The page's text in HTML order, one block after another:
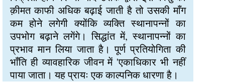
क़ीमत काफी अधिक बढ़ाई जाती है तो उसकी माँग
कम होने लगेगी क्योंकि व्यक्ति स्थानापन्नों का
उपभोग बढ़ाने लगेंगे। सिद्धांत में, स्थानापन्नों का
प्रभाव मान लिया जाता है। पूर्ण प्रतियोगिता की
भाँति ही व्यावहारिक जीवन में 'एकाधिकार भी नहीं
पाया जाता। यह प्रायः एक काल्पनिक धारणा है।